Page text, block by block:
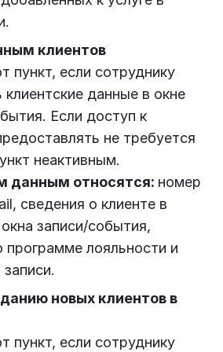
клиентов
пункт, если сотруднику
данные в окне
Если доступ к
не требуется
неактивным.
данным относятся: номер
сведения о клиенте в
записи/события,
программе лояльности и
новых клиентов в
пункт, если сотруднику